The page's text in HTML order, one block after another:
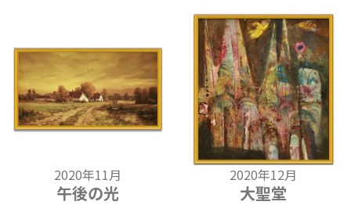
2020年11月
午後の光
2020年12月
大聖堂